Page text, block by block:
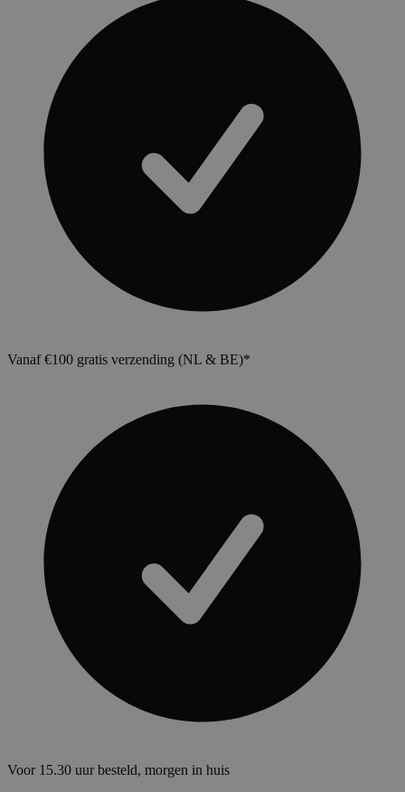
Vanaf €100 gratis verzending (NL & BE)*
Voor 15.30 uur besteld, morgen in huis